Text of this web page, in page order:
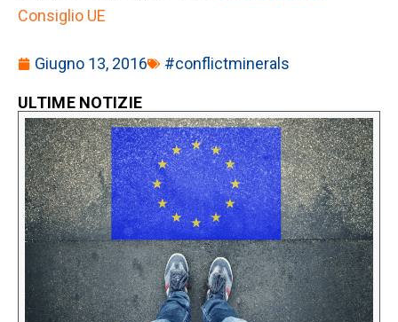
Consiglio UE
Giugno 13, 2016 #conflictminerals
ULTIME NOTIZIE